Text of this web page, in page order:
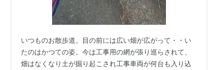
いつものお散歩道。目の前には広い畑が広がって・・い
たのはかつての姿。今は工事用の網が張り巡らされて、
畑はなくなり土が掘り起こされ工事車両が何台も入り込